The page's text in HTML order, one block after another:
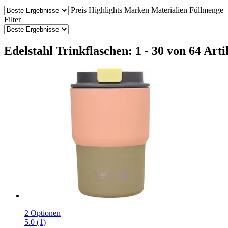
Preis Highlights Marken Materialien Füllmenge
Filter
Edelstahl Trinkflaschen: 1 - 30 von 64
2 Optionen
5.0 (1)